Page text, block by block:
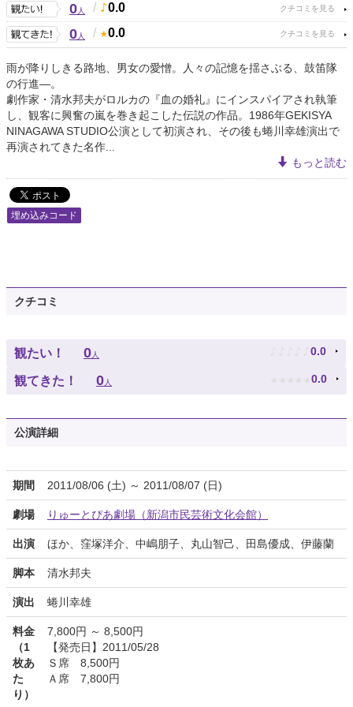
0人 / 0.0
0人 / 0.0
雨が降りしきる路地、男女の愛憎。人々の記憶を揺さぶる、鼓笛隊
の行進―。
劇作家・清水邦夫がロルカの『血の婚礼』にインスパイアされ執筆
し、観客に興奮の嵐を巻き起こした伝説の作品。1986年GEKISYA
NINAGAWA STUDIO公演として初演され、その後も蜷川幸雄演出で
再演されてきた名作...
もっと読む
埋め込みコード
クチコミ
観たい！ 0人 ♪ ♪ ♪ ♪ ♪ 0.0
観てきた！ 0人 ★ ★ ★ ★ ★ 0.0
公演詳細
期間 2011/08/06 (土) ～ 2011/08/07 (日)
劇場 りゅーとぴあ劇場（新潟市民芸術文化会館）
出演 ほか、窪塚洋介、中嶋朋子、丸山智己、田島優成、伊藤蘭
脚本 清水邦夫
演出 蜷川幸雄
料金
（1
枚あ
た
り）
7,800円 ～ 8,500円
【発売日】2011/05/28
Ｓ席 8,500円
Ａ席 7,800円